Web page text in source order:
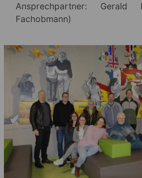
Ansprechpartner: Gerald
Fachobmann)